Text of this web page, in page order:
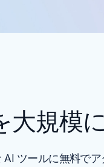
大規模
ツールに無料で